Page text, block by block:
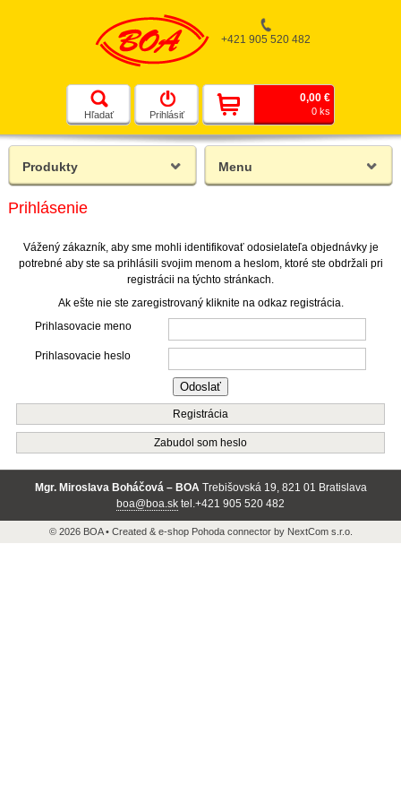
+421 905 520 482
Hľadať Prihlásiť
0,00 €
0 ks
Prihlásenie
Vážený zákazník, aby sme mohli identifikovať odosielateľa objednávky je
potrebné aby ste sa prihlásili svojim menom a heslom, ktoré ste obdržali pri
registrácii na týchto stránkach.
Ak ešte nie ste zaregistrovaný kliknite na odkaz registrácia.
Prihlasovacie meno
Prihlasovacie heslo
Odoslať
Registrácia
Zabudol som heslo
Produkty Menu
Mgr. Miroslava Boháčová – BOA Trebišovská 19, 821 01 Bratislava
boa@boa.sk tel.+421 905 520 482
© 2026 BOA • Created& e-shop Pohoda connectorby NextCom s.r.o.